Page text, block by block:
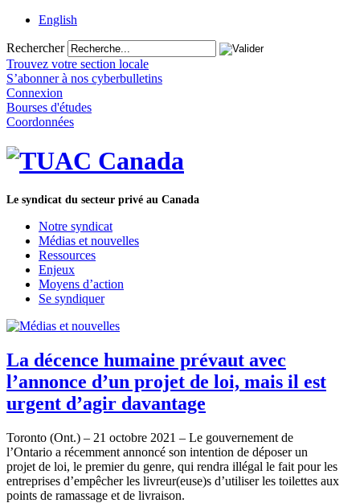
English
Rechercher
Trouvez votre section locale
S’abonner à nos cyberbulletins
Connexion
Bourses d'études
Coordonnées
Le syndicat du secteur privé au Canada
Notre syndicat
Médias et nouvelles
Ressources
Enjeux
Moyens d’action
Se syndiquer
La décence humaine prévaut avec
l’annonce d’un projet de loi, mais il est
urgent d’agir davantage
Toronto (Ont.) – 21 octobre 2021 – Le gouvernement de
l’Ontario a récemment annoncé son intention de déposer un
projet de loi, le premier du genre, qui rendra illégal le fait pour les
entreprises d’empêcher les livreur(euse)s d’utiliser les toilettes aux
points de ramassage et de livraison.